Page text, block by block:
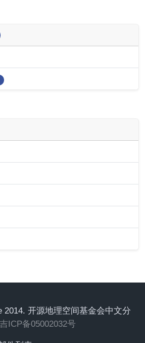
2014. 开源地理空间基金会中文分
吉ICP备05002032号